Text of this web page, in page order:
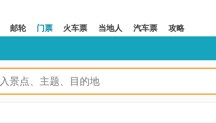
邮轮 门票 火车票 当地人 汽车票 攻略